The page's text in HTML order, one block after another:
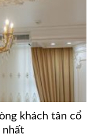
khách tân cổ
nhất